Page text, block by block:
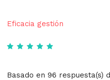
Eficacia gestión
Basado en 96 respuesta(s)